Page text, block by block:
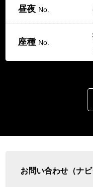
昼夜 No.
座種 No.
お問い合わせ（ナビ